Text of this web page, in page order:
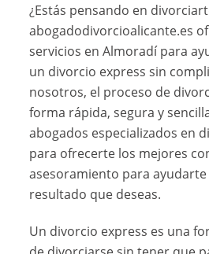
¿Estás pensando en
abogadodivorcioalicante.es
servicios en Almoradí para
un divorcio express sin
nosotros, el proceso de
forma rápida, segura y
abogados especializados en
para ofrecerte los mejores
asesoramiento para
resultado que deseas.
Un divorcio express es una